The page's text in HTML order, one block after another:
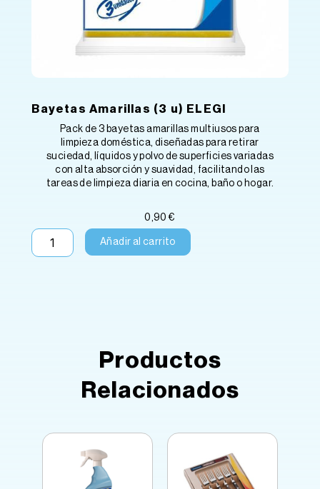
Bayetas Amarillas (3 u) ELEGI
Pack de 3 bayetas amarillas multiusos para
limpieza doméstica, diseñadas para retirar
suciedad, líquidos y polvo de superficies variadas
con alta absorción y suavidad, facilitando las
tareas de limpieza diaria en cocina, baño o hogar.
0,90€
Bayetas
Amarillas
Añadir al carrito
Productos
Relacionados